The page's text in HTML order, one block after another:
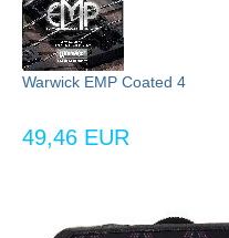
Warwick EMP Coated 4
49,46 EUR